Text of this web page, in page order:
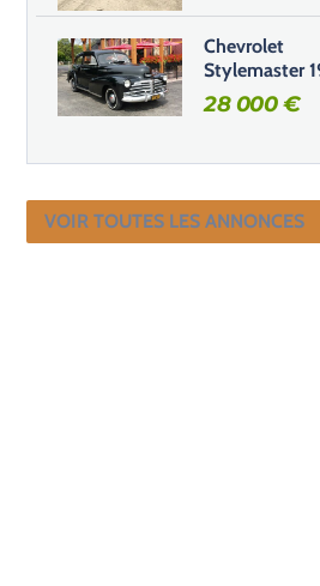
Chevrolet
Stylemaster
28 000€
VOIR TOUTES LES ANNONCES